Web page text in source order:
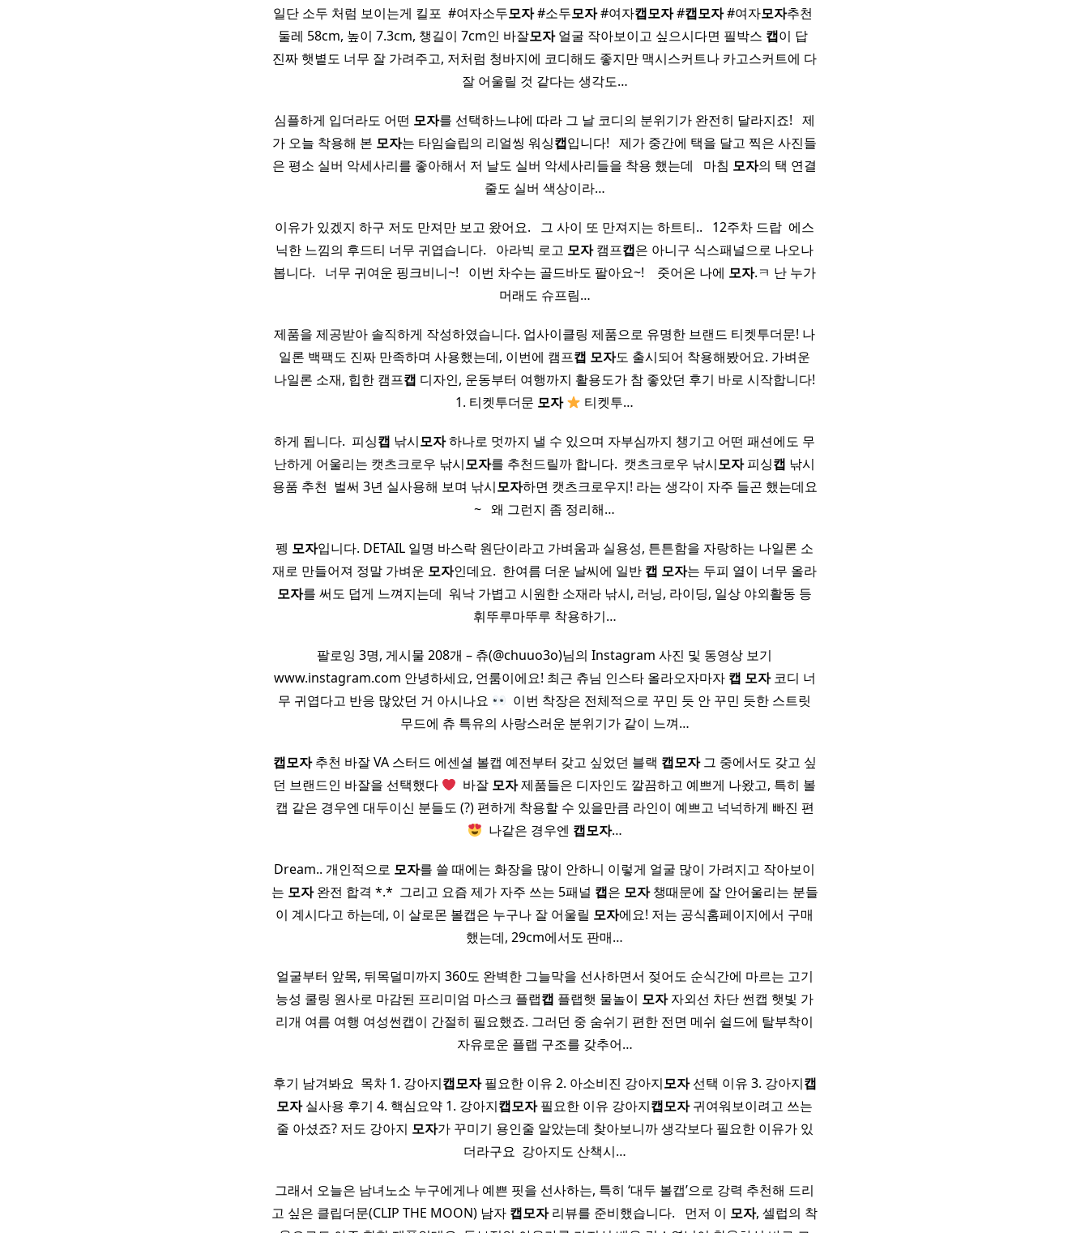
일단 소두 처럼 보이는게 킬포 ​ #여자소두모자#소두모자#여자캡모자#캡모자#여자모자추천 ​
둘레 58cm, 높이 7.3cm, 챙길이 7cm인 바잘모자얼굴 작아보이고 싶으시다면 필박스 캡이 답 ​
진짜 햇볕도 너무 잘 가려주고, 저처럼 청바지에 코디해도 좋지만 맥시스커트나 카고스커트에 다
잘 어울릴 것 같다는 생각도…
심플하게 입더라도 어떤 모자를 선택하느냐에 따라 그 날 코디의 분위기가 완전히 달라지죠! ​ ​ 제
가 오늘 착용해 본 모자는 타임슬립의 리얼씽 워싱캡입니다! ​ ​ 제가 중간에 택을 달고 찍은 사진들
은 평소 실버 악세사리를 좋아해서 저 날도 실버 악세사리들을 착용 했는데 ​ ​ 마침 모자의 택 연결
줄도 실버 색상이라…
이유가 있겠지 하구 저도 만져만 보고 왔어요. ​ ​ 그 사이 또 만져지는 하트티.. ​ ​ 12주차 드랍 ​ 에스
닉한 느낌의 후드티 너무 귀엽습니다. ​ ​ 아라빅 로고 모자캠프캡은 아니구 식스패널으로 나오나
봅니다. ​ ​ 너무 귀여운 핑크비니~! ​ ​ 이번 차수는 골드바도 팔아요~! ​ ​ ​ 줏어온 나에 모자.ㅋ 난 누가
머래도 슈프림…
제품을 제공받아 솔직하게 작성하였습니다. 업사이클링 제품으로 유명한 브랜드 티켓투더문! 나
일론 백팩도 진짜 만족하며 사용했는데, 이번에 캠프캡 모자도 출시되어 착용해봤어요. 가벼운
나일론 소재, 힙한 캠프캡 디자인, 운동부터 여행까지 활용도가 참 좋았던 후기 바로 시작합니다!
1. 티켓투더문 모자 티켓투…
하게 됩니다. ​ 피싱캡 낚시모자하나로 멋까지 낼 수 있으며 자부심까지 챙기고 어떤 패션에도 무
난하게 어울리는 캣츠크로우 낚시모자를 추천드릴까 합니다. ​ 캣츠크로우 낚시모자피싱캡 낚시
용품 추천 ​ 벌써 3년 실사용해 보며 낚시모자하면 캣츠크로우지! 라는 생각이 자주 들곤 했는데요
~ ​ ​ 왜 그런지 좀 정리해…
펭 모자입니다. DETAIL 일명 바스락 원단이라고 가벼움과 실용성, 튼튼함을 자랑하는 나일론 소
재로 만들어져 정말 가벼운 모자인데요. ​ 한여름 더운 날씨에 일반 캡 모자는 두피 열이 너무 올라
모자를 써도 덥게 느껴지는데 ​ 워낙 가볍고 시원한 소재라 낚시, 러닝, 라이딩, 일상 야외활동 등
휘뚜루마뚜루 착용하기…
팔로잉 3명, 게시물 208개 – 츄(@chuuo3o)님의 Instagram 사진 및 동영상 보기
www.instagram.com 안녕하세요, 언룸이에요! 최근 츄님 인스타 올라오자마자 캡 모자코디 너
무 귀엽다고 반응 많았던 거 아시나요
​ 이번 착장은 전체적으로 꾸민 듯 안 꾸민 듯한 스트릿
무드에 츄 특유의 사랑스러운 분위기가 같이 느껴…
캡모자추천 바잘 VA 스터드 에센셜 볼캡 예전부터 갖고 싶었던 블랙 캡모자그 중에서도 갖고 싶
던 브랜드인 바잘을 선택했다
​ 바잘 모자제품들은 디자인도 깔끔하고 예쁘게 나왔고, 특히 볼
캡 같은 경우엔 대두이신 분들도 (?) 편하게 착용할 수 있을만큼 라인이 예쁘고 넉넉하게 빠진 편
​ 나같은 경우엔 캡모자…
Dream.. 개인적으로 모자를 쓸 때에는 화장을 많이 안하니 이렇게 얼굴 많이 가려지고 작아보이
는 모자완전 합격 *.* ​ 그리고 요즘 제가 자주 쓰는 5패널 캡은 모자챙때문에 잘 안어울리는 분들
이 계시다고 하는데, 이 살로몬 볼캡은 누구나 잘 어울릴 모자에요! 저는 공식홈페이지에서 구매
했는데, 29cm에서도 판매…
얼굴부터 앞목, 뒤목덜미까지 360도 완벽한 그늘막을 선사하면서 젖어도 순식간에 마르는 고기
능성 쿨링 원사로 마감된 프리미엄 마스크 플랩캡 플랩햇 물놀이 모자자외선 차단 썬캡 햇빛 가
리개 여름 여행 여성썬캡이 간절히 필요했죠. 그러던 중 숨쉬기 편한 전면 메쉬 쉴드에 탈부착이
자유로운 플랩 구조를 갖추어…
후기 남겨봐요 ​ 목차 1. 강아지캡모자필요한 이유 2. 아소비진 강아지모자선택 이유 3. 강아지캡
모자실사용 후기 4. 핵심요약 1. 강아지캡모자필요한 이유 강아지캡모자귀여워보이려고 쓰는
줄 아셨죠? 저도 강아지 모자가 꾸미기 용인줄 알았는데 찾아보니까 생각보다 필요한 이유가 있
더라구요 ​ 강아지도 산책시…
그래서 오늘은 남녀노소 누구에게나 예쁜 핏을 선사하는, 특히 ‘대두 볼캡’으로 강력 추천해 드리
고 싶은 클립더문(CLIP THE MOON) 남자 캡모자리뷰를 준비했습니다. ​ ​ 먼저 이 모자, 셀럽의 착